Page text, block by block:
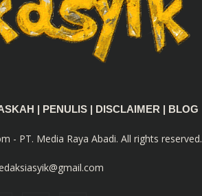
PENULIS DISCLAIMER BLOG
- PT. Media Raya Abadi. All rights reserved.